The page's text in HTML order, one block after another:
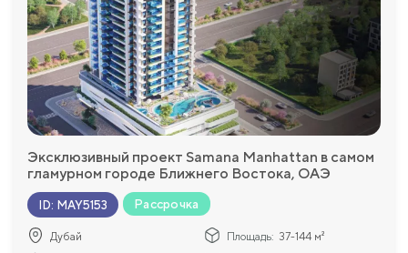
Эксклюзивный проект Samana Manhattan в самом
гламурном городе Ближнего Востока, ОАЭ
ID: MAY5153 Рассрочка
Дубай Площадь: 37-144 м²